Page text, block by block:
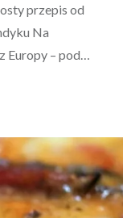
przepis od
Na
Europy – pod…